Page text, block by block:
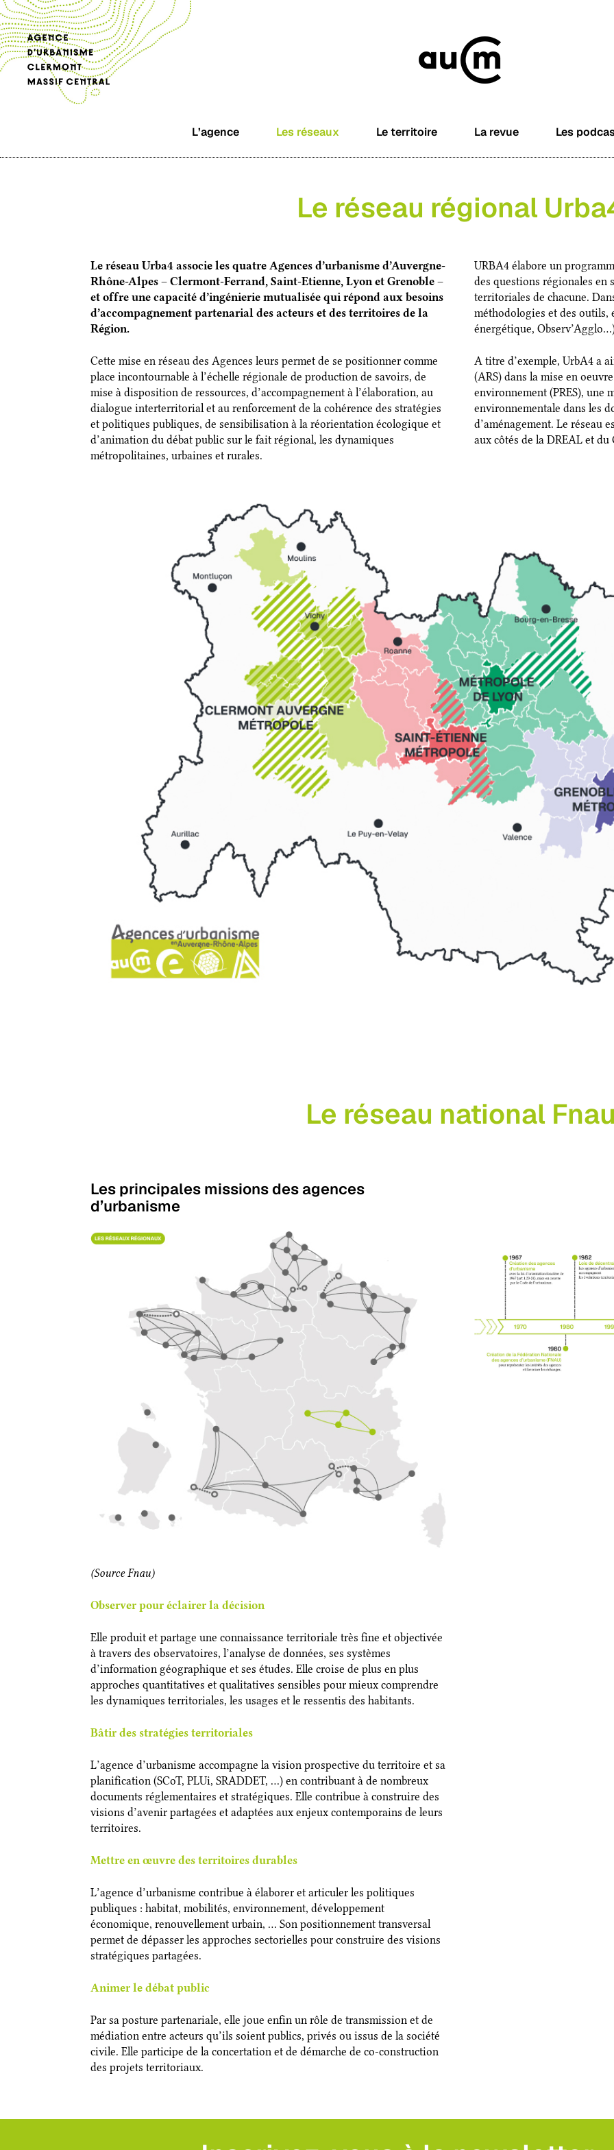
L’agence Les réseaux Le territoire La revue Les
Le réseau régional
Le réseau Urba4 associe les quatre Agences d’urbanisme d’Auvergne-
Rhône-Alpes – Clermont-Ferrand, Saint-Etienne, Lyon et Grenoble –
et offre une capacité d’ingénierie mutualisée qui répond aux besoins
d’accompagnement partenarial des acteurs et des territoires de la
Région.
Cette mise en réseau des Agences leurs permet de se positionner comme
place incontournable à l’échelle régionale de production de savoirs, de
mise à disposition de ressources, d’accompagnement à l’élaboration, au
dialogue interterritorial et au renforcement de la cohérence des stratégies
et politiques publiques, de sensibilisation à la réorientation écologique et
d’animation du débat public sur le fait régional, les dynamiques
métropolitaines, urbaines et rurales.
URBA4 élabore un
des questions régionales en
territoriales de chacune.
méthodologies et des outils,
énergétique,
A titre d’exemple, UrbA4 a
(ARS) dans la mise en
environnement (PRES), une
environnementale dans les
d’aménagement. Le réseau
aux côtés de la DREAL et
Le réseau national
Les principales missions des agences
d’urbanisme
(Source Fnau)
Observer pour éclairer la décision
Elle produit et partage une connaissance territoriale très fine et objectivée
à travers des observatoires, l’analyse de données, ses systèmes
d’information géographique et ses études. Elle croise de plus en plus
approches quantitatives et qualitatives sensibles pour mieux comprendre
les dynamiques territoriales, les usages et le ressentis des habitants.
Bâtir des stratégies territoriales
L’agence d’urbanisme accompagne la vision prospective du territoire et sa
planification (SCoT, PLUi, SRADDET, …) en contribuant à de nombreux
documents réglementaires et stratégiques. Elle contribue à construire des
visions d’avenir partagées et adaptées aux enjeux contemporains de leurs
territoires.
Mettre en œuvre des territoires durables
L’agence d’urbanisme contribue à élaborer et articuler les politiques
publiques : habitat, mobilités, environnement, développement
économique, renouvellement urbain, … Son positionnement transversal
permet de dépasser les approches sectorielles pour construire des visions
stratégiques partagées.
Animer le débat public
Par sa posture partenariale, elle joue enfin un rôle de transmission et de
médiation entre acteurs qu’ils soient publics, privés ou issus de la société
civile. Elle participe de la concertation et de démarche de co-construction
des projets territoriaux.